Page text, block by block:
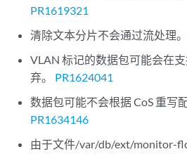
PR1619321
清除文本分片不会通过流处理。
VLAN 标记的数据包可能会在
弃。 PR1624041
数据包可能不会根据 CoS 重写
PR1634146
由于文件/var/db/ext/monitor-